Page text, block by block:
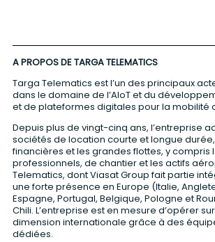
A PROPOS DE TARGA TELEMATICS
Targa Telematics est l’un des principaux
dans le domaine de l’AIoT et du
et de plateformes digitales pour la mobilité
Depuis plus de vingt-cinq ans, l’entreprise
sociétés de location courte et longue
financières et les grandes flottes, y compris
professionnels, de chantier et les actifs
Telematics, dont Viasat Group fait partie
une forte présence en Europe (Italie,
Espagne, Portugal, Belgique, Pologne et
Chili. L’entreprise est en mesure d’opérer
dimension internationale grâce à des
dédiées.